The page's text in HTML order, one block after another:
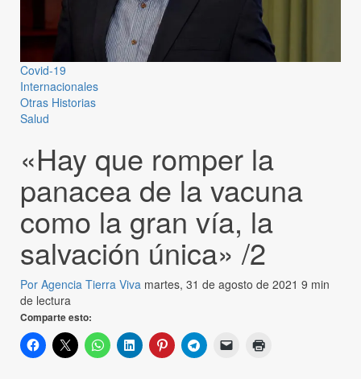
Covid-19
Internacionales
Otras Historias
Salud
«Hay que romper la
panacea de la vacuna
como la gran vía, la
salvación única» /2
Por Agencia Tierra Viva martes, 31 de agosto de 2021 9 min
de lectura
Comparte esto: